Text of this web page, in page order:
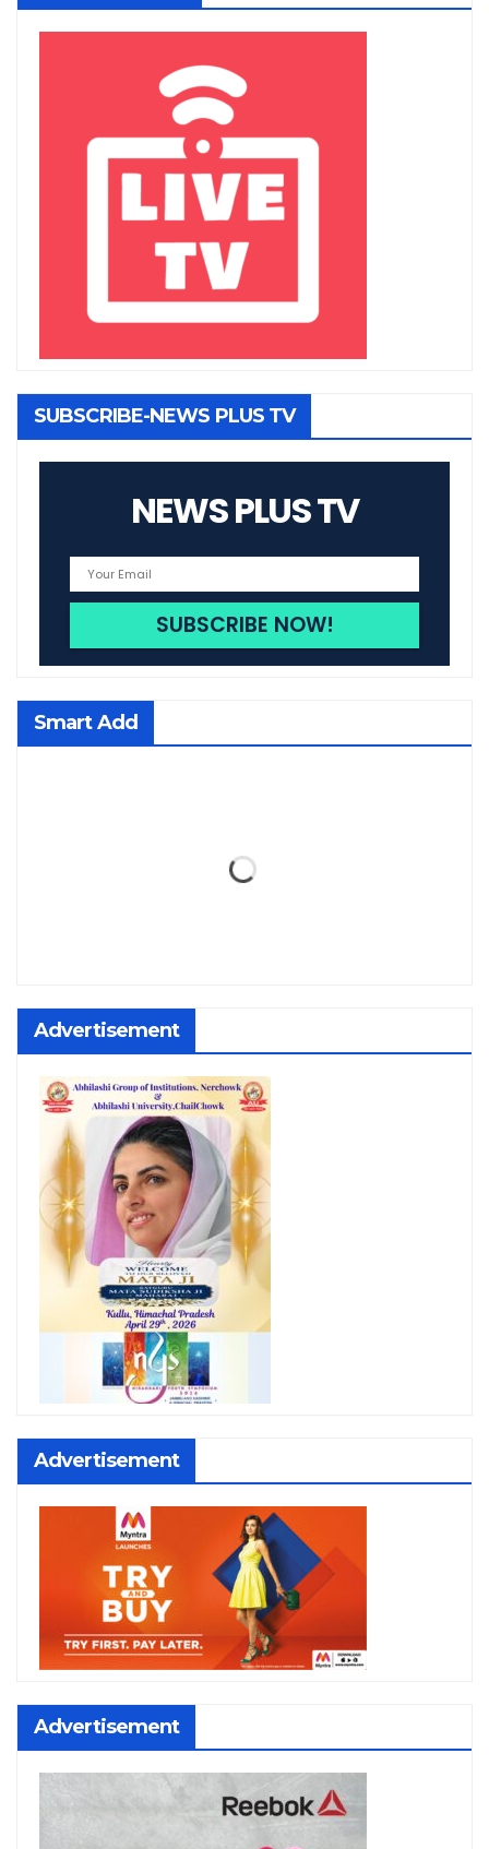
SUBSCRIBE-NEWS PLUS TV
NEWS PLUS TV
Smart Add
Advertisement
Advertisement
Advertisement